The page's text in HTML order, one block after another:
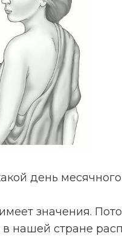
день
значения.
нашей стране